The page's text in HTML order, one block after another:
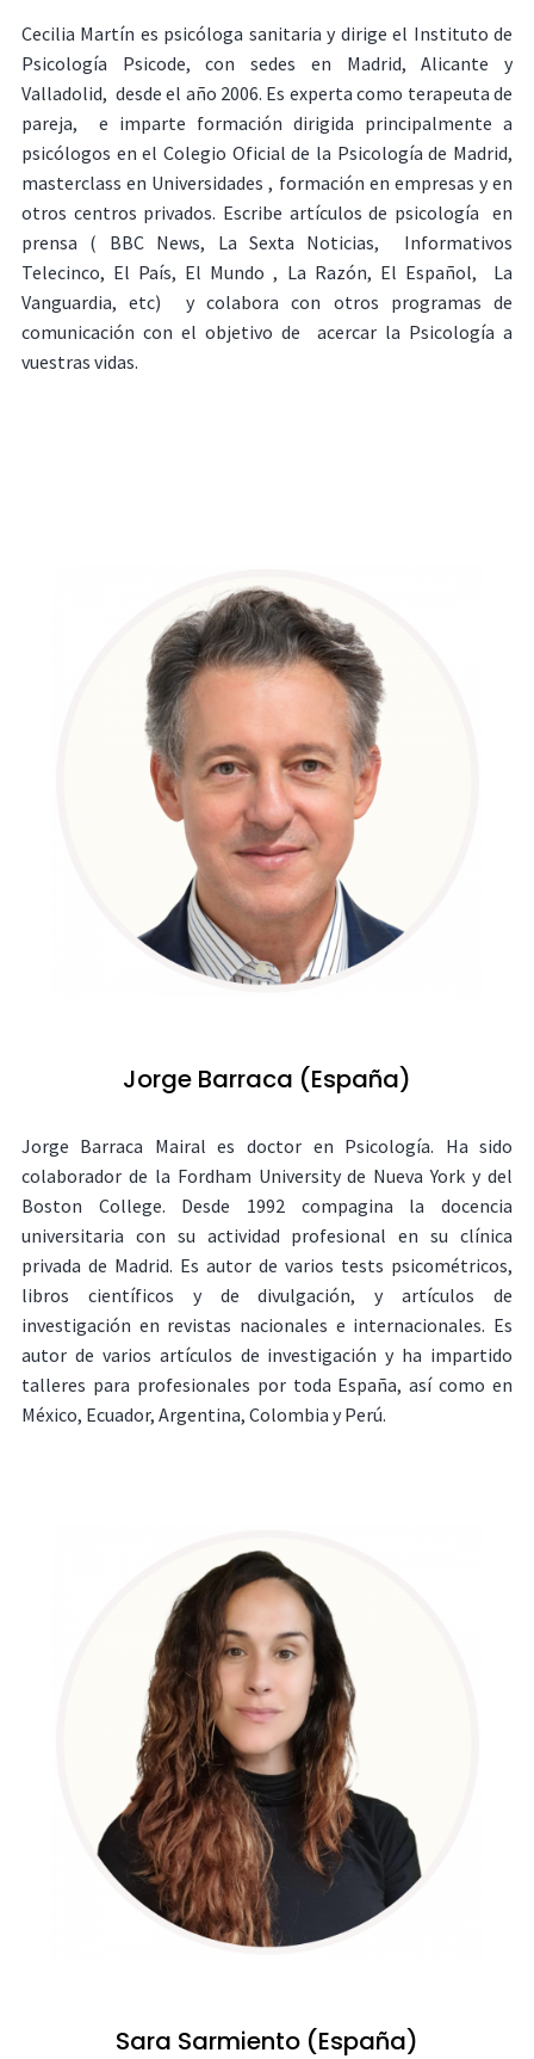
Cecilia Martín es psicóloga sanitaria y dirige el Instituto de
Psicología Psicode, con sedes en Madrid, Alicante y
Valladolid, desde el año 2006. Es experta como terapeuta de
pareja, e imparte formación dirigida principalmente a
psicólogos en el Colegio Oficial de la Psicología de Madrid,
masterclass en Universidades , formación en empresas y en
otros centros privados. Escribe artículos de psicología en
prensa ( BBC News, La Sexta Noticias, Informativos
Telecinco, El País, El Mundo , La Razón, El Español, La
Vanguardia, etc) y colabora con otros programas de
comunicación con el objetivo de acercar la Psicología a
vuestras vidas.
Jorge Barraca (España)
Jorge Barraca Mairal es doctor en Psicología. Ha sido
colaborador de la Fordham University de Nueva York y del
Boston College. Desde 1992 compagina la docencia
universitaria con su actividad profesional en su clínica
privada de Madrid. Es autor de varios tests psicométricos,
libros científicos y de divulgación, y artículos de
investigación en revistas nacionales e internacionales. Es
autor de varios artículos de investigación y ha impartido
talleres para profesionales por toda España, así como en
México, Ecuador, Argentina, Colombia y Perú.
Sara Sarmiento (España)